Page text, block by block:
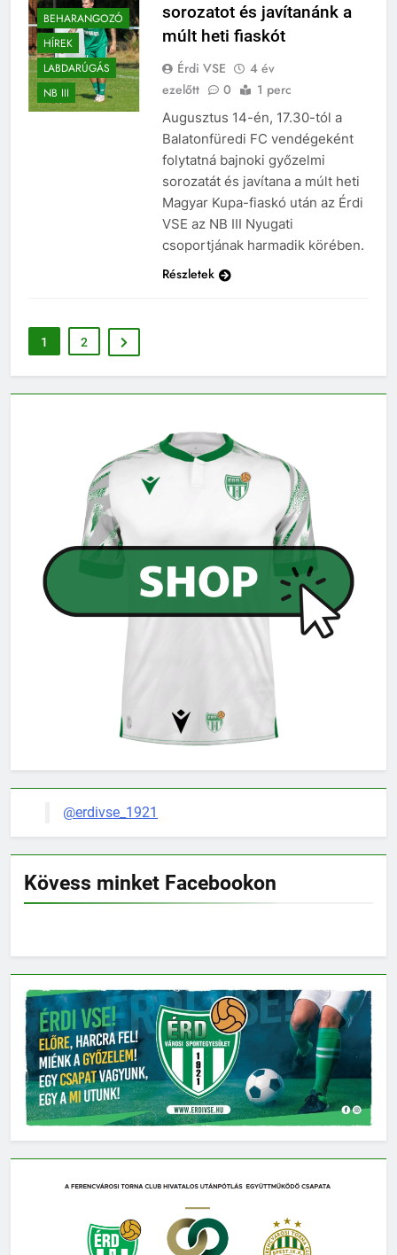
BEHARANGOZÓ
HÍREK
LABDARÚGÁS
NB III
sorozatot és javítanánk a
múlt heti fiaskót
Érdi VSE
4 év
ezelőtt
0 1 perc
Augusztus 14-én, 17.30-tól a
Balatonfüredi FC vendégeként
folytatná bajnoki győzelmi
sorozatát és javítana a múlt heti
Magyar Kupa-fiaskó után az Érdi
VSE az NB III Nyugati
csoportjának harmadik körében.
Részletek
1 2
@erdivse_1921
Kövess minket Facebookon